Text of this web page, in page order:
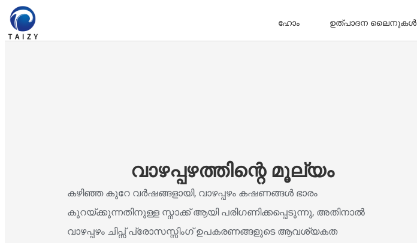
ഹോം ഉത്പാദന ലൈനുകൾ
വാഴപ്പഴത്തിന്റെ മൂല്യം
കഴിഞ്ഞ കുറേ വർഷങ്ങളായി, വാഴപ്പഴം കഷണങ്ങൾ ഭാരം
കുറയ്ക്കുന്നതിനുള്ള സ്നാക്ക് ആയി പരിഗണിക്കപ്പെടുന്നു, അതിനാൽ
വാഴപ്പഴം ചിപ്സ് പ്രോസസ്സിംഗ് ഉപകരണങ്ങളുടെ ആവശ്യകത